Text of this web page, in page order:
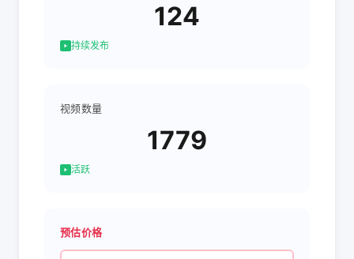
124
持续发布
视频数量
1779
活跃
预估价格